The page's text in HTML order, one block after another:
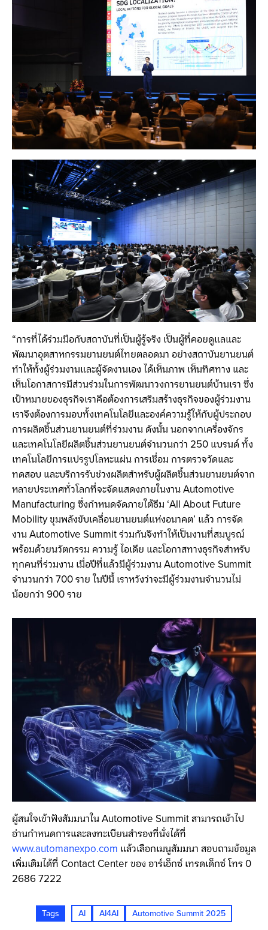
“การที่ได้ร่วมมือกับสถาบันที่เป็นผู้รู้จริง เป็นผู้ที่คอยดูแลและ
พัฒนาอุตสาหกรรมยานยนต์ไทยตลอดมา อย่างสถาบันยานยนต์
ทำให้ทั้งผู้ร่วมงานและผู้จัดงานเอง ได้เห็นภาพ เห็นทิศทาง และ
เห็นโอกาสการมีส่วนร่วมในการพัฒนาวงการยานยนต์บ้านเรา ซึ่ง
เป้าหมายของธุรกิจเราคือต้องการเสริมสร้างธุรกิจของผู้ร่วมงาน
เราจึงต้องการมอบทั้งเทคโนโลยีและองค์ความรู้ให้กับผู้ประกอบ
การผลิตชิ้นส่วนยานยนต์ที่ร่วมงาน ดังนั้น นอกจากเครื่องจักร
และเทคโนโลยีผลิตชิ้นส่วนยานยนต์จำนวนกว่า 250 แบรนด์ ทั้ง
เทคโนโลยีการแปรรูปโลหะแผ่น การเชื่อม การตรวจวัดและ
ทดสอบ และบริการรับช่วงผลิตสำหรับผู้ผลิตชิ้นส่วนยานยนต์จาก
หลายประเทศทั่วโลกที่จะจัดแสดงภายในงาน Automotive
Manufacturing ซึ่งกำหนดจัดภายใต้ธีม ‘All About Future
Mobility ขุมพลังขับเคลื่อนยานยนต์แห่งอนาคต’ แล้ว การจัด
งาน Automotive Summit ร่วมกันจึงทำให้เป็นงานที่สมบูรณ์
พร้อมด้วยนวัตกรรม ความรู้ ไอเดีย และโอกาสทางธุรกิจสำหรับ
ทุกคนที่ร่วมงาน เมื่อปีที่แล้วมีผู้ร่วมงาน Automotive Summit
จำนวนกว่า 700 ราย ในปีนี้ เราหวังว่าจะมีผู้ร่วมงานจำนวนไม่
น้อยกว่า 900 ราย
ผู้สนใจเข้าฟังสัมมนาใน Automotive Summit สามารถเข้าไป
อ่านกำหนดการและลงทะเบียนสำรองที่นั่งได้ที่
www.automanexpo.com แล้วเลือกเมนูสัมมนา สอบถามข้อมูล
เพิ่มเติมได้ที่ Contact Center ของ อาร์เอ็กซ์ เทรดเด็กซ์ โทร 0
2686 7222
Tags AI AI4AI Automotive Summit 2025